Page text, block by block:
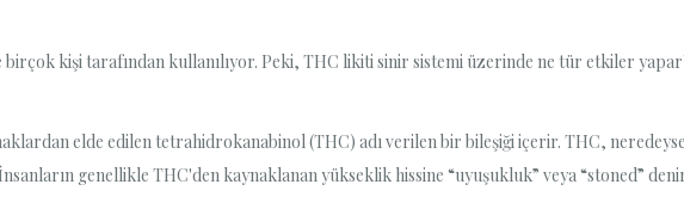
kişi tarafından kullanılıyor. Peki, THC likiti sinir sistemi üzerinde ne tür etkiler
elde edilen tetrahidrokanabinol (THC) adı verilen bir bileşiği içerir. THC,
genellikle THC'den kaynaklanan yükseklik hissine “uyuşukluk” veya “stoned”